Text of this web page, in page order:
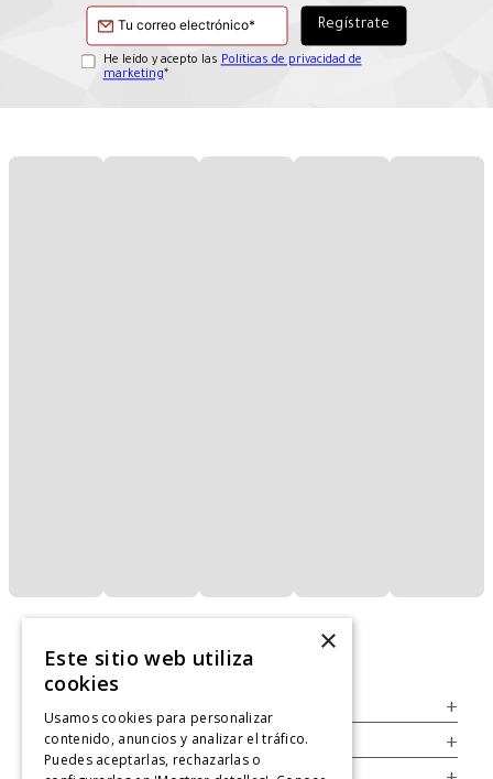
He leído y acepto las Políticas de privacidad de
marketing*
+
Legal +
×
Este sitio web utiliza
cookies
Usamos cookies para personalizar
contenido, anuncios y analizar el tráfico.
Puedes aceptarlas, rechazarlas o